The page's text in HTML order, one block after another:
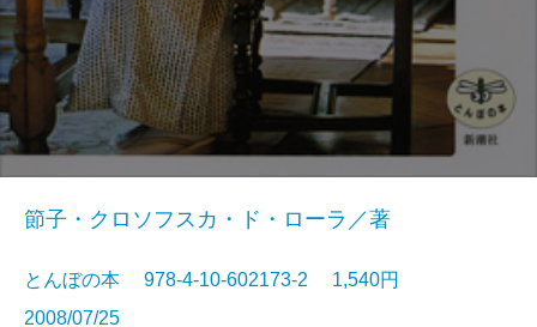
節子・クロソフスカ・ド・ローラ／著
とんぼの本 978-4-10-602173-2 1,540円
2008/07/25